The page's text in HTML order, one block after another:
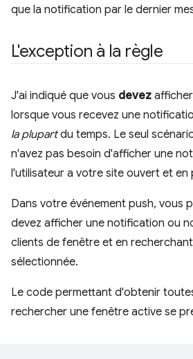
que la notification par le dernier
L'exception à la règle
J'ai indiqué que vous devez
lorsque vous recevez une
la plupartdu temps. Le seul
n'avez pas besoin d'afficher une
l'utilisateur a votre site ouvert et en
Dans votre événement push, vous
devez afficher une notification ou
clients de fenêtre et en
sélectionnée.
Le code permettant d'obtenir
rechercher une fenêtre active se